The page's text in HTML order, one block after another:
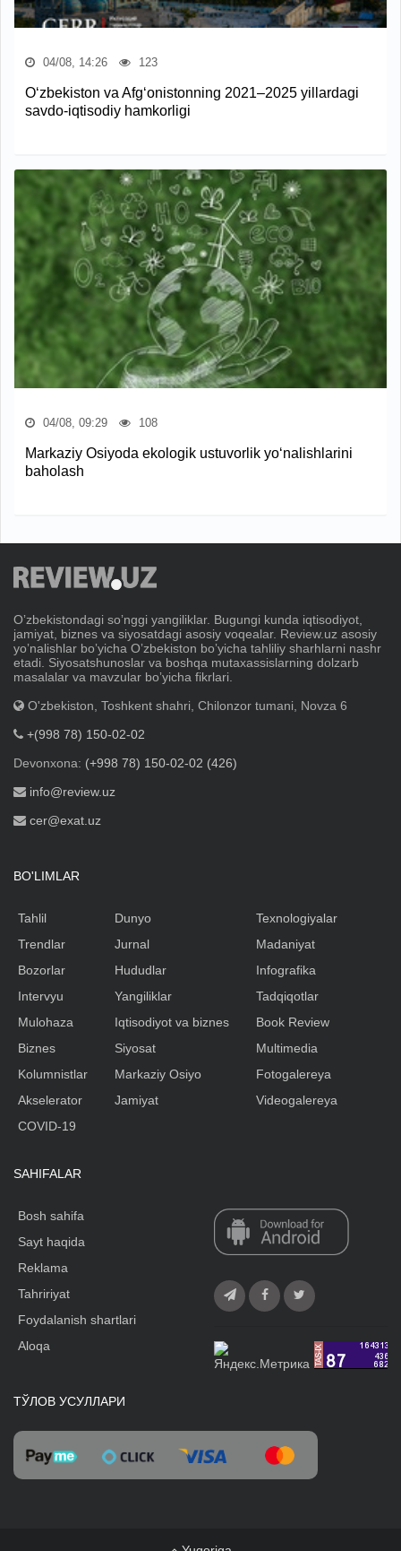
04/08, 14:26 123
O‘zbekiston va Afg‘onistonning 2021–2025 yillardagi
savdo-iqtisodiy hamkorligi
04/08, 09:29 108
Markaziy Osiyoda ekologik ustuvorlik yo‘nalishlarini
baholash
Oʼzbekistondagi soʼnggi yangiliklar. Bugungi kunda iqtisodiyot,
jamiyat, biznes va siyosatdagi asosiy voqealar. Review.uz asosiy
yoʼnalishlar boʼyicha Oʼzbekiston boʼyicha tahliliy sharhlarni nashr
etadi. Siyosatshunoslar va boshqa mutaxassislarning dolzarb
masalalar va mavzular boʼyicha fikrlari.
O'zbekiston, Toshkent shahri, Chilonzor tumani, Novza 6
+(998 78) 150-02-02
Devonxona: (+998 78) 150-02-02 (426)
info@review.uz
cer@exat.uz
BO'LIMLAR
Tahlil
Trendlar
Bozorlar
Intervyu
Mulohaza
Biznes
Kolumnistlar
Akselerator
Dunyo
Jurnal
Hududlar
Yangiliklar
Iqtisodiyot va biznes
Siyosat
Markaziy Osiyo
Jamiyat
Texnologiyalar
Madaniyat
Infografika
Tadqiqotlar
Book Review
Multimedia
Fotogalereya
Videogalereya
COVID-19
SAHIFALAR
Bosh sahifa
Sayt haqida
Reklama
Tahririyat
Foydalanish shartlari
Aloqa
ТЎЛОВ УСУЛЛАРИ